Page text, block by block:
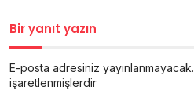
Bir yanıt yazın
E-posta adresiniz yayınlanmayacak.
işaretlenmişlerdir